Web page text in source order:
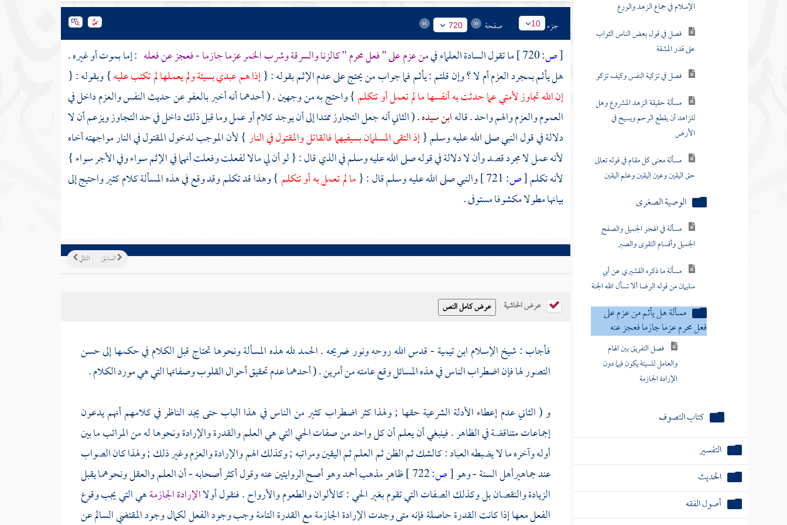
الإسلام في جماع الزهد والورع
فصل في قول بعض الناس الثواب
على قدر المشقة
فصل في تزكية النفس وكيف تزكو
مسألة حقيقة الزهد المشروع وهل
للزاهد أن يقطع الرحم ويسيح في
الأرض
مسألة معنى كل مقام في قوله تعالى
حق اليقين وعين اليقين وعلم اليقين
الوصية الصغرى
مسألة في الهجر الجميل والصفح
الجميل وأقسام التقوى والصبر
مسألة ما ذكره القشيري عن أبي
سليمان من قوله الرضا ألا تسأل الله الجنة
مسألة هل يأثم من عزم على
فعل محرم عزما جازما فعجز عنه
فصل التفريق بين الهام
والعامل للسيئة يكون فيما دون
الإرادة الجازمة
كتاب التصوف
التفسير
الحديث
أصول الفقه
جزء 10 صفحة 720
[ص:720 ] ما تقول السادة العلماء فيمن عزم على " فعل محرم " كالزنا والسرقة وشرب الخمر عزما جازما - فعجز عن فعله : إما بموت أو غيره .
هل يأثم بمجرد العزم أم لا ؟ وإن قلتم : يأثم فما جواب من يحتج على عدم الإثم بقوله : {إذا هم عبدي بسيئة ولم يعملها لم تكتب عليه} وبقوله : {
إن الله تجاوز لأمتي عما حدثت به أنفسها ما لم تعمل أو تتكلم} واحتج به من وجهين . ( أحدهما أنه أخبر بالعفو عن حديث النفس والعزم داخل في
العموم والعزم والهم واحد . قالهابن سيده. ( الثاني أنه جعل التجاوز ممتدا إلى أن يوجد كلام أو عمل وما قبل ذلك داخل في حد التجاوز ويزعم أن لا
دلالة في قول النبي صلى الله عليه وسلم {إذ التقى المسلمان بسيفيهما فالقاتل والمقتول في النار} لأن الموجب لدخول المقتول في النار مواجهته أخاه
لأنه عمل لا مجرد قصد وأن لا دلالة في قوله صلى الله عليه وسلم في الذي قال : { لو أن لي مالا لفعلت وفعلت أنهما في الإثم سواء وفي الأجر سواء }
لأنه تكلم[ص: والنبي صلى الله عليه وسلم قال : {ما لم تعمل به أو تتكلم} وهذا قد تكلم وقد وقع في هذه المسألة كلام كثير واحتيج إلى
بيانها مطولا مكشوفا مستوفى .
التالي السابق
عرض الحاشية
فأجاب : شيخ الإسلامابن تيمية- قدس الله روحه ونور ضريحه . الحمد لله هذه المسألة ونحوها تحتاج قبل الكلام في حكمها إلى حسن
التصور لها فإن اضطراب الناس في هذه المسائل وقع عامته من أمرين . ( أحدهما عدم تحقيق أحوال القلوب وصفاتها التي هي مورد الكلام .
و ( الثاني عدم إعطاء الأدلة الشرعية حقها ; ولهذا كثر اضطراب كثير من الناس في هذا الباب حتى يجد الناظر في كلامهم أنهم يدعون
إجماعات متناقضة في الظاهر . فينبغي أن يعلم أن كل واحد من صفات الحي التي هي العلم والقدرة والإرادة ونحوها له من المراتب ما بين
أوله وآخره ما لا يضبطه العباد : كالشك ثم الظن ثم العلم ثم اليقين ومراتبه ; وكذلك الهم والإرادة والعزم وغير ذلك ; ولهذا كان الصواب
عند جماهيرأهل السنة- وهو[ص: ظاهر مذهبأحمدوهو أصح الروايتين عنه وقول أكثر أصحابه - أن العلم والعقل ونحوهما يقبل
الزيادة والنقصان بل وكذلك الصفات التي تقوم بغير الحي : كالألوان والطعوم والأرواح . فنقول أولاالإرادة الجازمةهي التي يجب وقوع
الفعل معها إذا كانت القدرة حاصلة فإنه متى وجدت الإرادة الجازمة مع القدرة التامة وجب وجود الفعل لكمال وجود المقتضي السالم عن